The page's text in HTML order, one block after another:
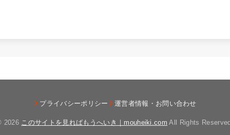
プライバシーポリシー 運営者情報・お問い合わせ
2026 このサイトを見ればもうへいき｜mouheiki.com All Rights